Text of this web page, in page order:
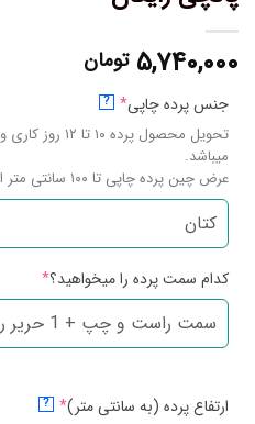
۵,۷۴۰,۰۰۰ تومان
جنس پرده چاپی*
?
میباشد.
عرض چین پرده چاپی تا ۱۰۰ سانتی متر از پنجره است.
کدام سمت پرده را میخواهید؟*
ارتفاع پرده (به سانتی متر)*
?